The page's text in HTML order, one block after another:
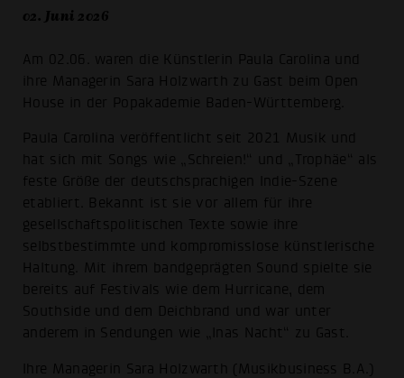
02. Juni 2026
Am 02.06. waren die Künstlerin Paula Carolina und
ihre Managerin Sara Holzwarth zu Gast beim Open
House in der Popakademie Baden-Württemberg.
Paula Carolina veröffentlicht seit 2021 Musik und
hat sich mit Songs wie „Schreien!“ und „Trophäe“ als
feste Größe der deutschsprachigen Indie-Szene
etabliert. Bekannt ist sie vor allem für ihre
gesellschaftspolitischen Texte sowie ihre
selbstbestimmte und kompromisslose künstlerische
Haltung. Mit ihrem bandgeprägten Sound spielte sie
bereits auf Festivals wie dem Hurricane, dem
Southside und dem Deichbrand und war unter
anderem in Sendungen wie „Inas Nacht“ zu Gast.
Ihre Managerin Sara Holzwarth (Musikbusiness B.A.)